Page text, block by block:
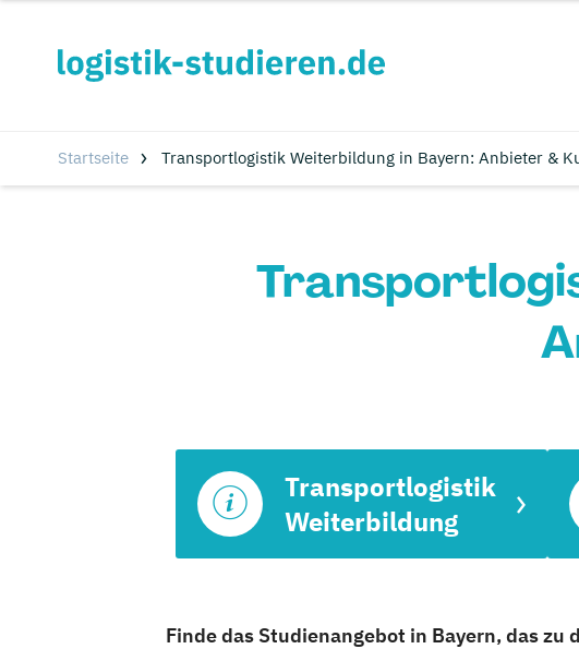
Startseite Transportlogistik Weiterbildung in Bayern: Anbieter &
Transportlogistik
Weiterbildung
Finde das Studienangebot in Bayern, das zu